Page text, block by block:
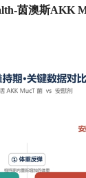
茵澳斯AKK